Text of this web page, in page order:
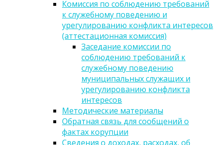
Комиссия по соблюдению требований
к служебному поведению и
урегулированию конфликта интересов
(аттестационная комиссия)
Заседание комиссии по
соблюдению требований к
служебному поведению
муниципальных служащих и
урегулированию конфликта
интересов
Методические материалы
Обратная связь для сообщений о
фактах корупции
Сведения о доходах, расходах, об